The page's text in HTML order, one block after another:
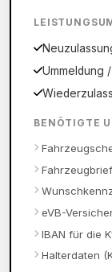
Ummeldung
BENÖTIGTE
eVB-
IBAN für die
Halterdaten